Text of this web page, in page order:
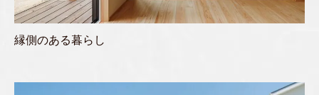
縁側のある暮らし